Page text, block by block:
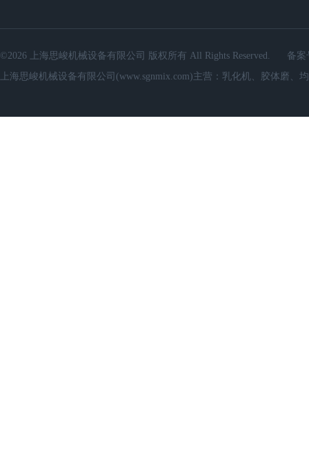
©2026 上海思峻机械设备有限公司 版权所有 All Rights Reserved.
备案
上海思峻机械设备有限公司(www.sgnmix.com)主营：乳化机、胶体磨